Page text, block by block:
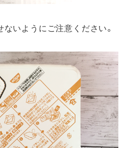
いようにご注意ください。